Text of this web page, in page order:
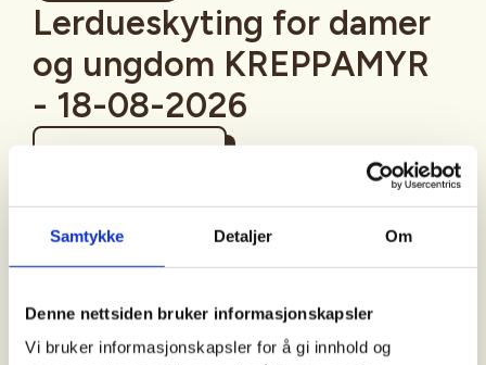
Samtykke Detaljer Om
Denne nettsiden bruker informasjonskapsler
Vi bruker informasjonskapsler for å gi innhold og
Lerdueskyting for damer
og ungdom KREPPAMYR
- 18-08-2026